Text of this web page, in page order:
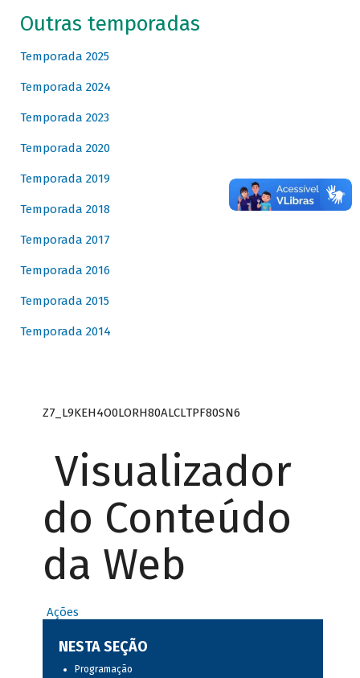
Outras temporadas
Temporada 2025
Temporada 2024
Temporada 2023
Temporada 2020
Temporada 2019
Temporada 2018
Temporada 2017
Temporada 2016
Temporada 2015
Temporada 2014
Z7_L9KEH4O0LORH80ALCLTPF80SN6
Visualizador
do Conteúdo
da Web
Ações
NESTA SEÇÃO
Programação